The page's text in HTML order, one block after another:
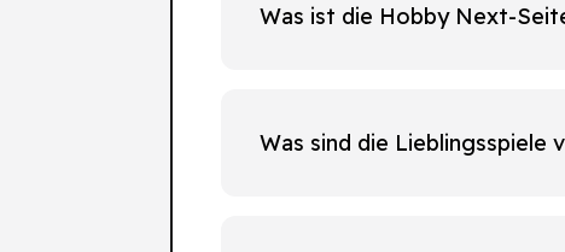
Was ist die Hobby Next-
Was sind die Lieblingsspiele